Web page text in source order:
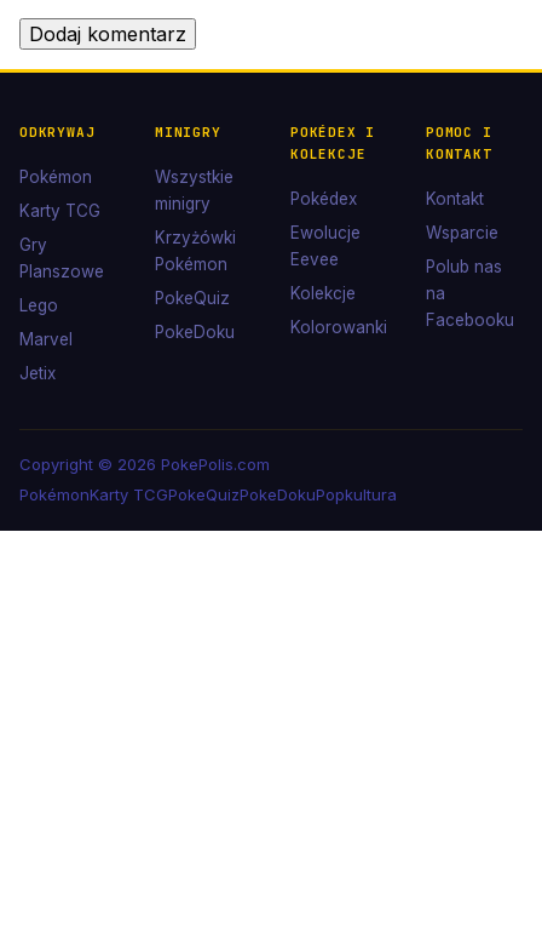
ODKRYWAJ
Pokémon
Karty TCG
Gry
Planszowe
Lego
Marvel
Jetix
MINIGRY
Wszystkie
minigry
Krzyżówki
Pokémon
PokeQuiz
PokeDoku
POKÉDEX I
KOLEKCJE
Pokédex
Ewolucje
Eevee
Kolekcje
Kolorowanki
POMOC I
KONTAKT
Kontakt
Wsparcie
Polub nas
na
Facebooku
Copyright © 2026 PokePolis.com
PokémonKarty TCGPokeQuizPokeDokuPopkultura